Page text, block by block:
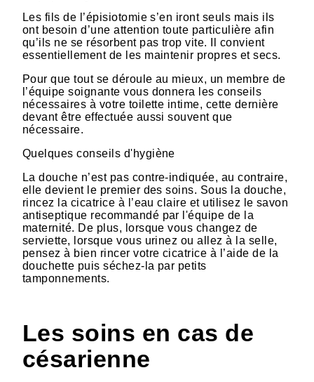
Les fils de l’épisiotomie s’en iront seuls mais ils
ont besoin d’une attention toute particulière afin
qu’ils ne se résorbent pas trop vite. Il convient
essentiellement de les maintenir propres et secs.
Pour que tout se déroule au mieux, un membre de
l’équipe soignante vous donnera les conseils
nécessaires à votre toilette intime, cette dernière
devant être effectuée aussi souvent que
nécessaire.
Quelques conseils d'hygiène
La douche n’est pas contre-indiquée, au contraire,
elle devient le premier des soins. Sous la douche,
rincez la cicatrice à l’eau claire et utilisez le savon
antiseptique recommandé par l'équipe de la
maternité. De plus, lorsque vous changez de
serviette, lorsque vous urinez ou allez à la selle,
pensez à bien rincer votre cicatrice à l’aide de la
douchette puis séchez-la par petits
tamponnements.
Les soins en cas de
césarienne